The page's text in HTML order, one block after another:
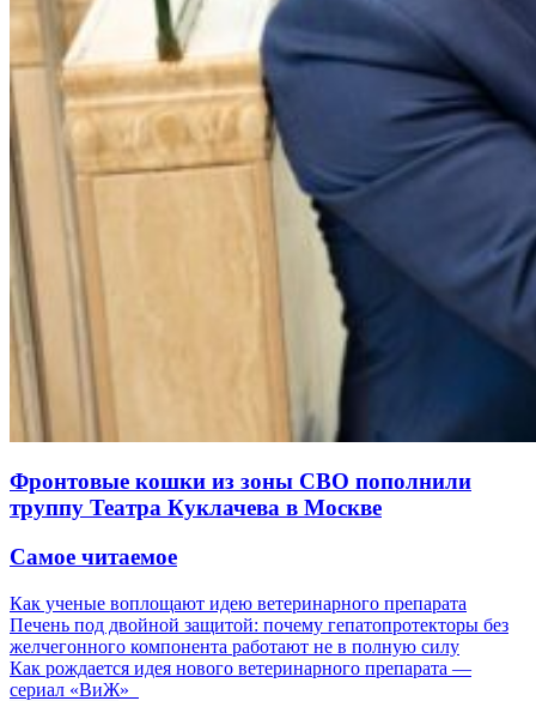
Фронтовые кошки из зоны СВО пополнили
труппу Театра Куклачева в Москве
Самое читаемое
Как ученые воплощают идею ветеринарного препарата
Печень под двойной защитой: почему гепатопротекторы без
желчегонного компонента работают не в полную силу
Как рождается идея нового ветеринарного препарата —
сериал «ВиЖ»